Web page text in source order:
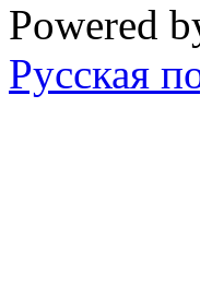
Powered
Русская